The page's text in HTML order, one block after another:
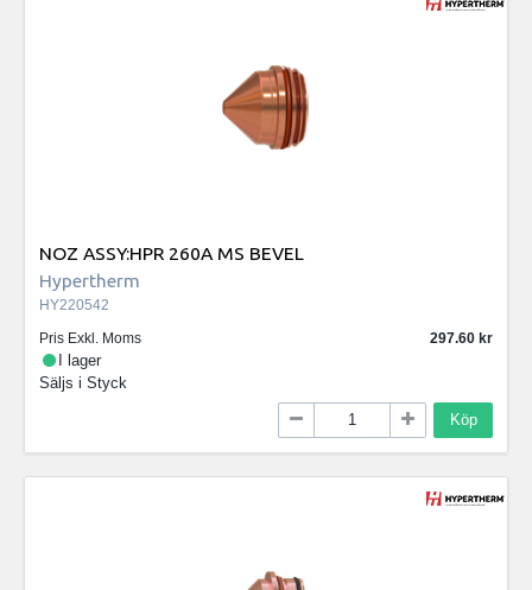
NOZ ASSY:HPR 260A MS BEVEL
Hypertherm
HY220542
Pris Exkl. Moms
297.60
I lager
Säljs i Styck
Köp